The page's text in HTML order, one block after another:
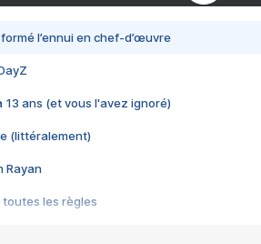
l’ennui en chef-d’œuvre
13 ans (et vous l'avez ignoré)
(littéralement)
Rayan
toutes les règles